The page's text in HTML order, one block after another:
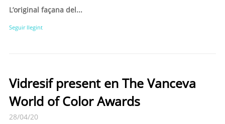
L’original façana del...
Seguir llegint
Vidresif present en The Vanceva
World of Color Awards
28/04/20